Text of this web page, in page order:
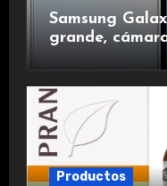
Samsung
grande,
duradera y
experiencia
Productos